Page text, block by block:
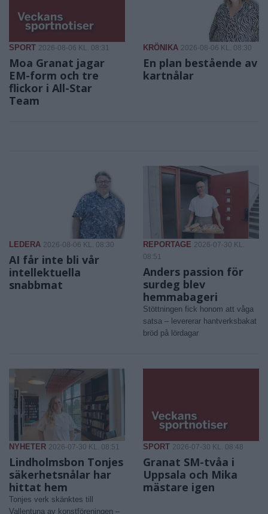
SPORT 2026-08-06 KL. 08:31
Moa Granat jagar
EM-form och tre
flickor i All-Star
Team
KRÖNIKA 2026-08-06 KL. 08:30
En plan bestående av
kartnålar
LEDERA 2026-08-06 KL. 08:30
AI får inte bli vår
intellektuella
snabbmat
REPORTAGE 2026-07-30 KL.
08:51
Anders passion för
surdeg blev
hemmabageri
Stöttningen fick honom att våga
satsa – levererar hantverksbakat
bröd på lördagar
NYHETER 2026-07-30 KL. 08:51
Lindholmsbon Tonjes
säkerhetsnålar har
hittat hem
Tonjes verk skänktes till
Vallentuna av konstföreningen –
SPORT 2026-07-30 KL. 08:48
Granat SM-tvåa i
Uppsala och Mika
mästare igen